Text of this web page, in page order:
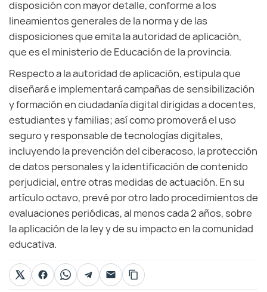
disposición con mayor detalle, conforme a los
lineamientos generales de la norma y de las
disposiciones que emita la autoridad de aplicación,
que es el ministerio de Educación de la provincia.
Respecto a la autoridad de aplicación, estipula que
diseñará e implementará campañas de sensibilización
y formación en ciudadanía digital dirigidas a docentes,
estudiantes y familias; así como promoverá el uso
seguro y responsable de tecnologías digitales,
incluyendo la prevención del ciberacoso, la protección
de datos personales y la identificación de contenido
perjudicial, entre otras medidas de actuación. En su
artículo octavo, prevé por otro lado procedimientos de
evaluaciones periódicas, al menos cada 2 años, sobre
la aplicación de la ley y de su impacto en la comunidad
educativa.